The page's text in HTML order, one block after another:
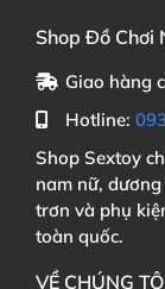
Shop Đồ Chơi
Giao hàng
Hotline:
Shop Sextoy
nam nữ,
trơn và phụ
toàn quốc.
VỀ CHÚNG